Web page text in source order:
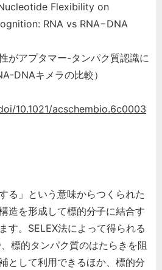
Flexibility on
RNA vs RNA−DNA
がアプタマー-タンパク質認識に
DNAキメラの比較）
10.1021/acschembio.6c0003
る」という意味からつくられた
造を形成して標的分子に結合す
す。SELEX法によって得られる
標的タンパク質のはたらきを阻
として利用できるほか、標的分